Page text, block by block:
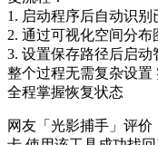
1. 启动程序后自动识
2. 通过可视化空间分
3. 设置保存路径后启动
整个过程无需复杂设置
全程掌握恢复状态
网友「光影捕手」评